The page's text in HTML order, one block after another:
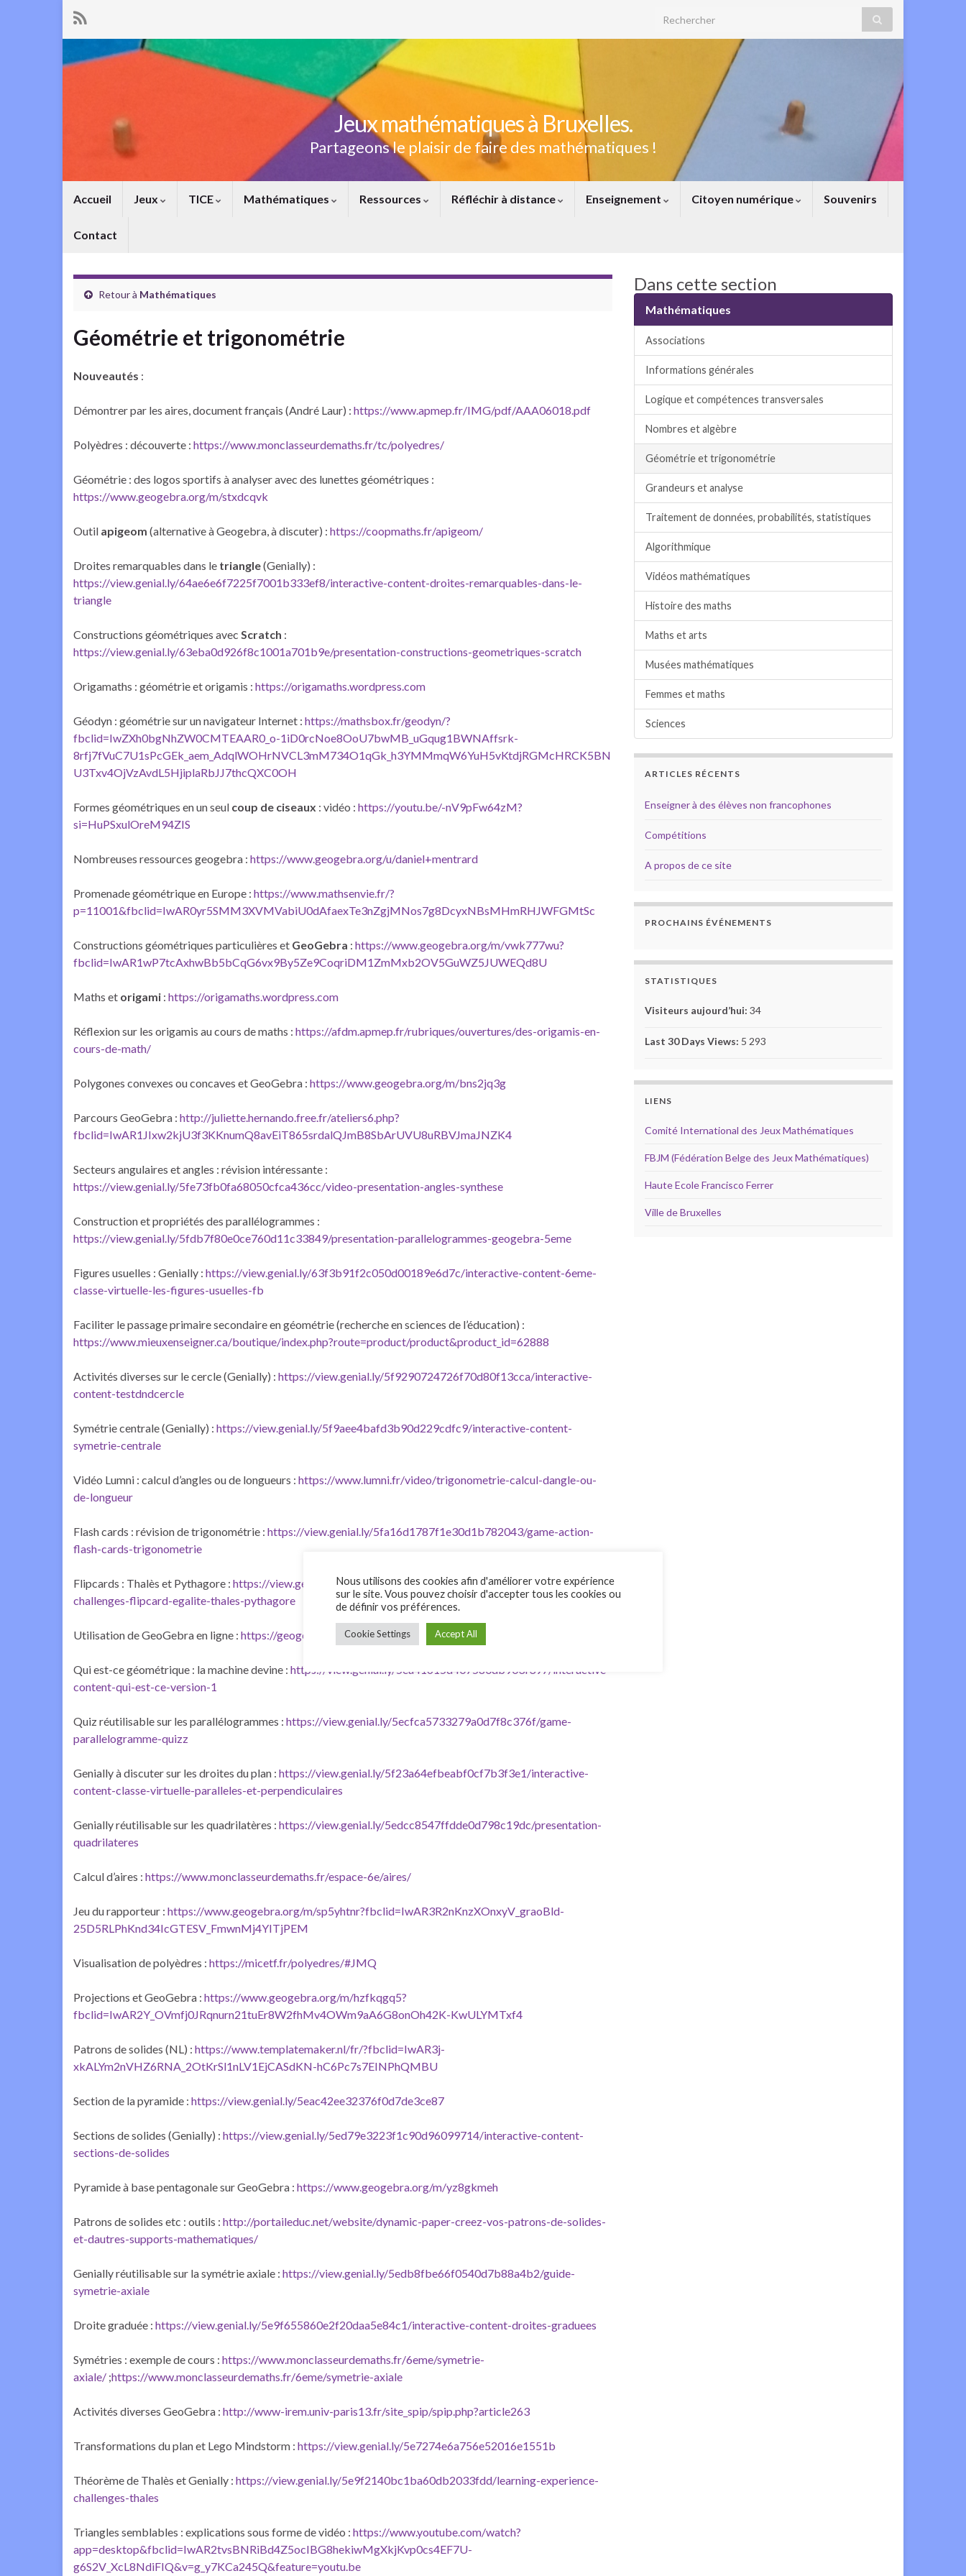
Search for:
Jeux mathématiques à Bruxelles.
Partageons le plaisir de faire des mathématiques !
Accueil Jeux TICE Mathématiques Ressources Réfléchir à distance Enseignement Citoyen numérique Souvenirs
Contact
Retour à Mathématiques
Géométrie et trigonométrie
Nouveautés :
Démontrer par les aires, document français (André Laur) : https://www.apmep.fr/IMG/pdf/AAA06018.pdf
Polyèdres : découverte : https://www.monclasseurdemaths.fr/tc/polyedres/
Géométrie : des logos sportifs à analyser avec des lunettes géométriques :
https://www.geogebra.org/m/stxdcqvk
Outil apigeom (alternative à Geogebra, à discuter) : https://coopmaths.fr/apigeom/
Droites remarquables dans le triangle(Genially) :
https://view.genial.ly/64ae6e6f7225f7001b333ef8/interactive-content-droites-remarquables-dans-le-
triangle
Constructions géométriques avec Scratch :
https://view.genial.ly/63eba0d926f8c1001a701b9e/presentation-constructions-geometriques-scratch
Origamaths : géométrie et origamis : https://origamaths.wordpress.com
Géodyn : géométrie sur un navigateur Internet : https://mathsbox.fr/geodyn/?
fbclid=IwZXh0bgNhZW0CMTEAAR0_o-1iD0rcNoe8OoU7bwMB_uGqug1BWNAffsrk-
8rfj7fVuC7U1sPcGEk_aem_AdqlWOHrNVCL3mM734O1qGk_h3YMMmqW6YuH5vKtdjRGMcHRCK5BN
U3Txv4OjVzAvdL5HjiplaRbJJ7thcQXC0OH
Formes géométriques en un seul coup de ciseaux : vidéo : https://youtu.be/-nV9pFw64zM?
si=HuPSxulOreM94ZIS
Nombreuses ressources geogebra : https://www.geogebra.org/u/daniel+mentrard
Promenade géométrique en Europe : https://www.mathsenvie.fr/?
p=11001&fbclid=IwAR0yr5SMM3XVMVabiU0dAfaexTe3nZgjMNos7g8DcyxNBsMHmRHJWFGMtSc
Constructions géométriques particulières et GeoGebra : https://www.geogebra.org/m/vwk777wu?
fbclid=IwAR1wP7tcAxhwBb5bCqG6vx9By5Ze9CoqriDM1ZmMxb2OV5GuWZ5JUWEQd8U
Maths et origami : https://origamaths.wordpress.com
Réflexion sur les origamis au cours de maths : https://afdm.apmep.fr/rubriques/ouvertures/des-origamis-en-
cours-de-math/
Polygones convexes ou concaves et GeoGebra : https://www.geogebra.org/m/bns2jq3g
Parcours GeoGebra : http://juliette.hernando.free.fr/ateliers6.php?
fbclid=IwAR1JIxw2kjU3f3KKnumQ8avEiT865srdalQJmB8SbArUVU8uRBVJmaJNZK4
Secteurs angulaires et angles : révision intéressante :
https://view.genial.ly/5fe73fb0fa68050cfca436cc/video-presentation-angles-synthese
Construction et propriétés des parallélogrammes :
https://view.genial.ly/5fdb7f80e0ce760d11c33849/presentation-parallelogrammes-geogebra-5eme
Figures usuelles : Genially : https://view.genial.ly/63f3b91f2c050d00189e6d7c/interactive-content-6eme-
classe-virtuelle-les-figures-usuelles-fb
Faciliter le passage primaire secondaire en géométrie (recherche en sciences de l’éducation) :
https://www.mieuxenseigner.ca/boutique/index.php?route=product/product&product_id=62888
Activités diverses sur le cercle (Genially) : https://view.genial.ly/5f9290724726f70d80f13cca/interactive-
content-testdndcercle
Symétrie centrale (Genially) : https://view.genial.ly/5f9aee4bafd3b90d229cdfc9/interactive-content-
symetrie-centrale
Vidéo Lumni : calcul d’angles ou de longueurs : https://www.lumni.fr/video/trigonometrie-calcul-dangle-ou-
de-longueur
Flash cards : révision de trigonométrie : https://view.genial.ly/5fa16d1787f1e30d1b782043/game-action-
flash-cards-trigonometrie
Flipcards : Thalès et Pythagore : https://view.genial.ly/5fa6aa9089da530d018ce9e5/learning-experience-
challenges-flipcard-egalite-thales-pythagore
Utilisation de GeoGebra en ligne : https://geogebra.org/classic
Qui est-ce géométrique : la machine devine : https://view.genial.ly/5ea41615d407580db903f397/interactive-
content-qui-est-ce-version-1
Quiz réutilisable sur les parallélogrammes : https://view.genial.ly/5ecfca5733279a0d7f8c376f/game-
parallelogramme-quizz
Genially à discuter sur les droites du plan : https://view.genial.ly/5f23a64efbeabf0cf7b3f3e1/interactive-
content-classe-virtuelle-paralleles-et-perpendiculaires
Genially réutilisable sur les quadrilatères : https://view.genial.ly/5edcc8547ffdde0d798c19dc/presentation-
quadrilateres
Calcul d’aires : https://www.monclasseurdemaths.fr/espace-6e/aires/
Jeu du rapporteur : https://www.geogebra.org/m/sp5yhtnr?fbclid=IwAR3R2nKnzXOnxyV_graoBld-
25D5RLPhKnd34IcGTESV_FmwnMj4YITjPEM
Visualisation de polyèdres : https://micetf.fr/polyedres/#JMQ
Projections et GeoGebra : https://www.geogebra.org/m/hzfkqgq5?
fbclid=IwAR2Y_OVmfj0JRqnurn21tuEr8W2fhMv4OWm9aA6G8onOh42K-KwULYMTxf4
Patrons de solides (NL) : https://www.templatemaker.nl/fr/?fbclid=IwAR3j-
xkALYm2nVHZ6RNA_2OtKrSl1nLV1EjCASdKN-hC6Pc7s7EINPhQMBU
Section de la pyramide : https://view.genial.ly/5eac42ee32376f0d7de3ce87
Sections de solides (Genially) : https://view.genial.ly/5ed79e3223f1c90d96099714/interactive-content-
sections-de-solides
Pyramide à base pentagonale sur GeoGebra : https://www.geogebra.org/m/yz8gkmeh
Patrons de solides etc : outils : http://portaileduc.net/website/dynamic-paper-creez-vos-patrons-de-solides-
et-dautres-supports-mathematiques/
Genially réutilisable sur la symétrie axiale : https://view.genial.ly/5edb8fbe66f0540d7b88a4b2/guide-
symetrie-axiale
Droite graduée : https://view.genial.ly/5e9f655860e2f20daa5e84c1/interactive-content-droites-graduees
Symétries : exemple de cours : https://www.monclasseurdemaths.fr/6eme/symetrie-
axiale/ ;https://www.monclasseurdemaths.fr/6eme/symetrie-axiale
Activités diverses GeoGebra : http://www-irem.univ-paris13.fr/site_spip/spip.php?article263
Transformations du plan et Lego Mindstorm : https://view.genial.ly/5e7274e6a756e52016e1551b
Théorème de Thalès et Genially : https://view.genial.ly/5e9f2140bc1ba60db2033fdd/learning-experience-
challenges-thales
Triangles semblables : explications sous forme de vidéo : https://www.youtube.com/watch?
app=desktop&fbclid=IwAR2tvsBNRiBd4Z5ocIBG8hekiwMgXkjKvp0cs4EF7U-
g6S2V_XcL8NdiFIQ&v=g_y7KCa245Q&feature=youtu.be
Dans cette section
Mathématiques
Associations
Informations générales
Logique et compétences transversales
Nombres et algèbre
Géométrie et trigonométrie
Grandeurs et analyse
Traitement de données, probabilités, statistiques
Algorithmique
Vidéos mathématiques
Histoire des maths
Maths et arts
Musées mathématiques
Femmes et maths
Sciences
ARTICLES RÉCENTS
Enseigner à des élèves non francophones
Compétitions
A propos de ce site
PROCHAINS ÉVÉNEMENTS
STATISTIQUES
Visiteurs aujourd’hui: 34
Last 30 Days Views: 5 293
LIENS
Comité International des Jeux Mathématiques
FBJM (Fédération Belge des Jeux Mathématiques)
Haute Ecole Francisco Ferrer
Ville de Bruxelles
Nous utilisons des cookies afin d'améliorer votre expérience
sur le site. Vous pouvez choisir d'accepter tous les cookies ou
de définir vos préférences.
Cookie Settings Accept All